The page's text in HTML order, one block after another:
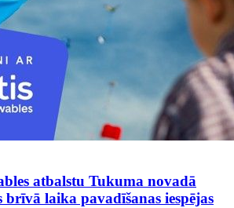
atbalstu Tukuma novadā
brīvā laika pavadīšanas iespējas